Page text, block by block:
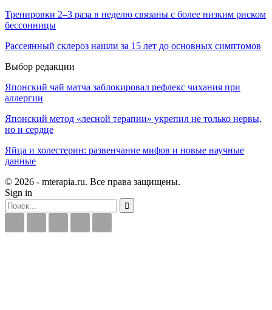
Тренировки 2–3 раза в неделю связаны с более низким риском
бессонницы
Рассеянный склероз нашли за 15 лет до основных симптомов
Выбор редакции
Японский чай матча заблокировал рефлекс чихания при
аллергии
Японский метод «лесной терапии» укрепил не только нервы,
но и сердце
Яйца и холестерин: развенчание мифов и новые научные
данные
© 2026 - mterapia.ru. Все права защищены.
Sign in